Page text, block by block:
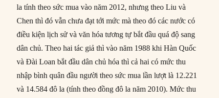
la tính theo sức mua vào năm 2012, nhưng theo Liu và
Chen thì đó vẫn chưa đạt tới mức mà theo đó các nước có
điều kiện lịch sử và văn hóa tương tự bắt đầu quá độ sang
dân chủ. Theo hai tác giả thì vào năm 1988 khi Hàn Quốc
và Đài Loan bắt đầu dân chủ hóa thì cả hai có mức thu
nhập bình quân đầu người theo sức mua lần lượt là 12.221
và 14.584 đô la (tính theo đồng đô la năm 2010). Mức thu